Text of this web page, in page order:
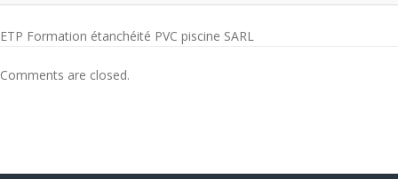
ETP Formation étanchéité PVC piscine SARL
Comments are closed.